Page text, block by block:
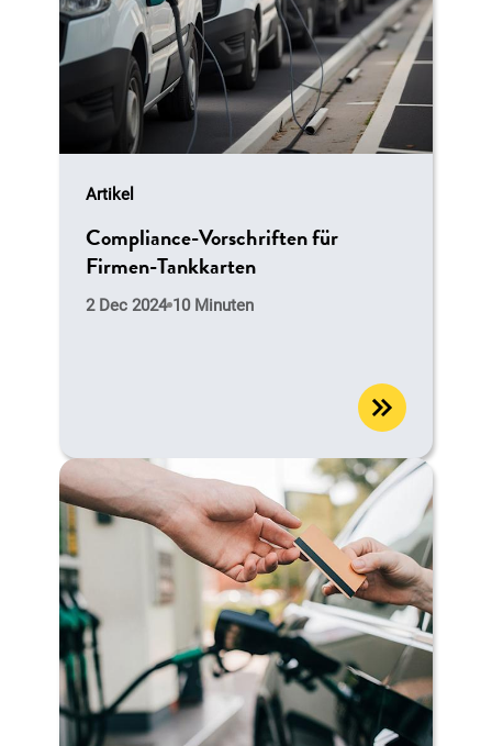
Artikel
Compliance-Vorschriften für
Firmen-Tankkarten
2 Dec 2024 10 Minuten